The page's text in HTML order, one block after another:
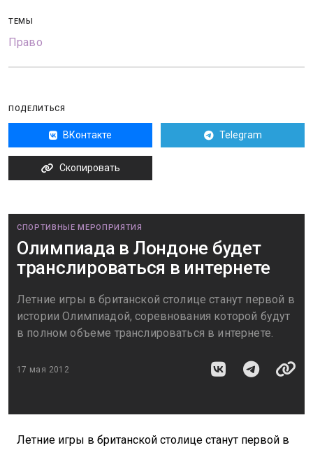
ТЕМЫ
Право
ПОДЕЛИТЬСЯ
ВКонтакте Telegram
Скопировать
СПОРТИВНЫЕ МЕРОПРИЯТИЯ
Олимпиада в Лондоне будет
транслироваться в интернете
Летние игры в британской столице станут первой в
истории Олимпиадой, соревнования которой будут
в полном объеме транслироваться в интернете.
17 мая 2012
Летние игры в британской столице станут первой в